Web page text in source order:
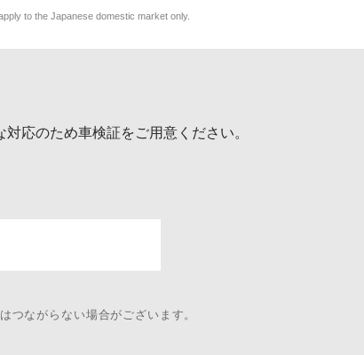
to the Japanese domestic market only.
応のため車検証をご用意ください。
つながらない場合がございます。